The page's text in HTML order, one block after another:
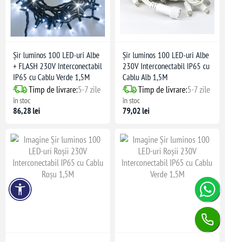
Șir luminos 100 LED-uri Albe
+ FLASH 230V Interconectabil
IP65 cu Cablu Verde 1,5M
Timp de livrare:5-7 zile
în stoc
86,28 lei
Șir luminos 100 LED-uri Albe
230V Interconectabil IP65 cu
Cablu Alb 1,5M
Timp de livrare:5-7 zile
în stoc
79,02 lei